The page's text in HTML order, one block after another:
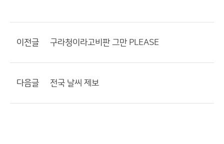
이전글 구라청이라고비판 그만 PLEASE
다음글 전국 날씨 제보